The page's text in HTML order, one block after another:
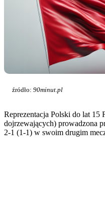
źródło: 90minut.pl
Reprezentacja Polski do lat 15
dojrzewających) prowadzona
2-1 (1-1) w swoim drugim